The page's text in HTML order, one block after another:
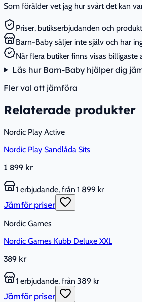
Som förälder vet jag hur svårt det kan
Priser, butikserbjudanden och
Barn-Baby säljer inte själv och har
När flera butiker finns visas billigaste
Läs hur Barn-Baby hjälper dig
Fler val att jämföra
Relaterade produkter
Nordic Play Active
Nordic Play Sandlåda Sits
1 899 kr
1 erbjudande, från 1 899 kr
Jämför priser
Nordic Games
Nordic Games Kubb Deluxe XXL
389 kr
1 erbjudande, från 389 kr
Jämför priser